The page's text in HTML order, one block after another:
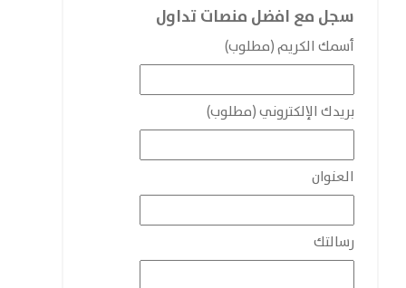
سجل مع افضل منصات تداول
أسمك الكريم (مطلوب)
بريدك الإلكتروني (مطلوب)
العنوان
رسالتك